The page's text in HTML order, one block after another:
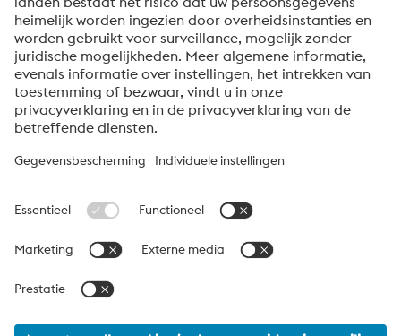
Verzenden
Anti-robotverificatie
Klik om te starten
Friendly Captcha ⇗
Over voestalpine High Performance Metals Benelux
verkooporganisatie voor Nederland, België en Luxemburg van
de High Performance Metals Division van de voestalpine Groep.
productsegmenten en is wereldwijd marktleider in